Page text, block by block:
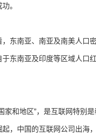
。
东南亚、南亚及南美人口
东南亚及印度等区域人口
家和地区”，是互联网特别
，中国的互联网公司出海